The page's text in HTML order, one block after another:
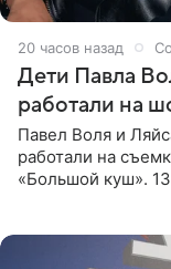
20 часов назад
Дети Павла
работали на
Павел Воля и
работали на
«Большой куш».